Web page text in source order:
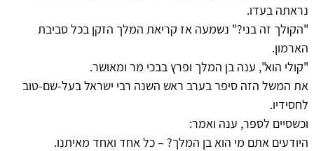
נראתה בעדו.
"הקולך זה בני?" נשמעה אז קריאת המלך הזקן בכל סביבת
הארמון.
"קולי הוא", ענה בן המלך ופרץ בבכי מר ומאושר.
את המשל הזה סיפר בערב ראש השנה רבי ישראל בעל-שם-טוב
לחסידיו.
וכשסיים לספר, ענה ואמר:
היודעים אתם מי הוא בן המלך? – כל אחד ואחד מאיתנו.